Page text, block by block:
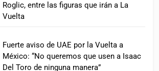
Roglic, entre las figuras que irán a La
Vuelta
Fuerte aviso de UAE por la Vuelta a
México: “No queremos que usen a Isaac
Del Toro de ninguna manera”